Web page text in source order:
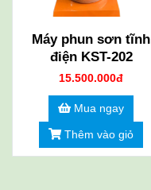
Máy phun sơn tĩnh
điện KST-202
15.500.000đ
Mua ngay
Thêm vào giỏ